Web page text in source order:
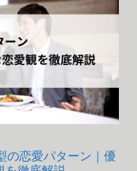
の恋愛パターン｜優